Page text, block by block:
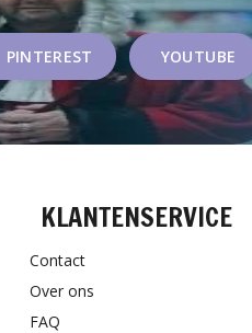
PINTEREST YOUTUBE
KLANTENSERVICE
Contact
Over ons
FAQ